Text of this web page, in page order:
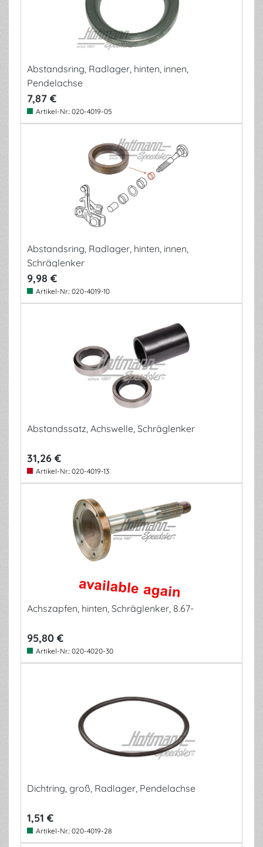
Abstandsring, Radlager, hinten, innen,
Pendelachse
7,87 €
Artikel-Nr.: 020-4019-05
Abstandsring, Radlager, hinten, innen,
Schräglenker
9,98 €
Artikel-Nr.: 020-4019-10
Abstandssatz, Achswelle, Schräglenker
31,26 €
Artikel-Nr.: 020-4019-13
Achszapfen, hinten, Schräglenker, 8.67-
95,80 €
Artikel-Nr.: 020-4020-30
Dichtring, groß, Radlager, Pendelachse
1,51 €
Artikel-Nr.: 020-4019-28